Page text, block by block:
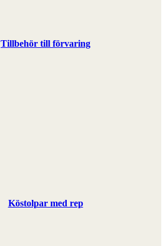
Tillbehör till förvaring
Köstolpar med rep